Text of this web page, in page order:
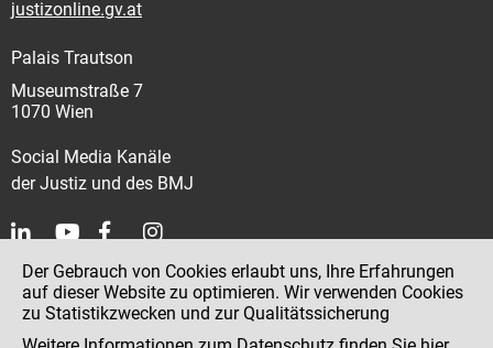
justizonline.gv.at
Palais Trautson
Museumstraße 7
1070 Wien
Social Media Kanäle
der Justiz und des BMJ
Kontakt
Impressum
Der Gebrauch von Cookies erlaubt uns, Ihre Erfahrungen
auf dieser Website zu optimieren. Wir verwenden Cookies
zu Statistikzwecken und zur Qualitätssicherung